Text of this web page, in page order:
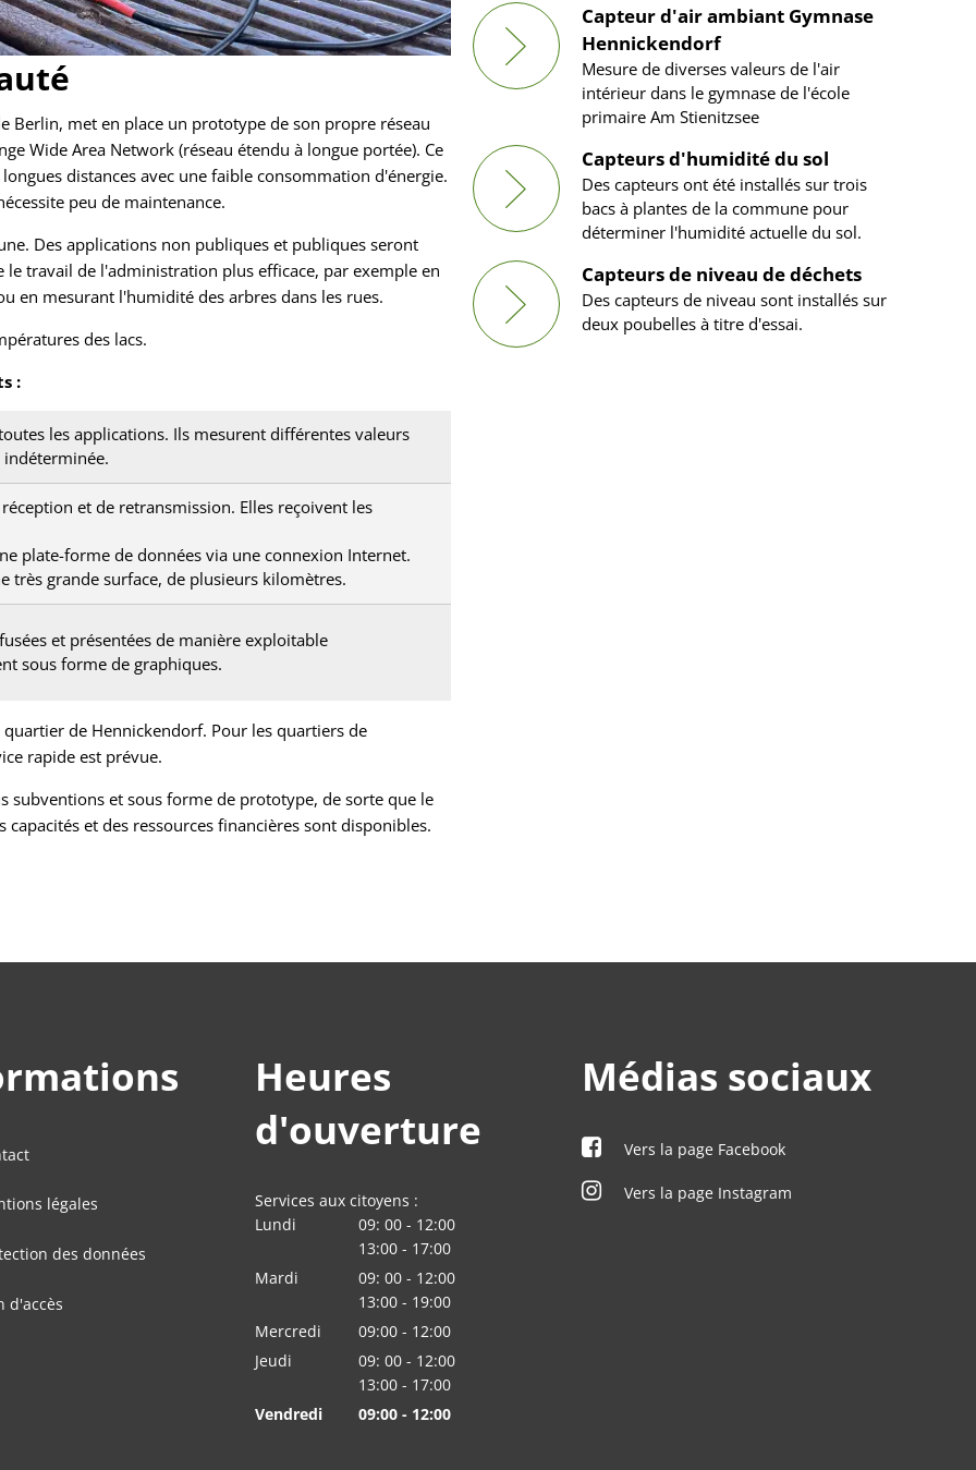
Berlin, met en place un prototype de son propre réseau
Wide Area Network (réseau étendu à longue portée). Ce
distances avec une faible consommation d'énergie.
peu de maintenance.
Des applications non publiques et publiques seront
travail de l'administration plus efficace, par exemple en
en mesurant l'humidité des arbres dans les rues.
des lacs.
:
les applications. Ils mesurent différentes valeurs
et de retransmission. Elles reçoivent les
plate-forme de données via une connexion Internet.
très grande surface, de plusieurs kilomètres.
et présentées de manière exploitable
sous forme de graphiques.
de Hennickendorf. Pour les quartiers de
rapide est prévue.
subventions et sous forme de prototype, de sorte que le
et des ressources financières sont disponibles.
Capteur d'air ambiant Gymnase
Hennickendorf
Mesure de diverses valeurs de l'air
intérieur dans le gymnase de l'école
primaire Am Stienitzsee
Capteurs d'humidité du sol
Des capteurs ont été installés sur trois
bacs à plantes de la commune pour
déterminer l'humidité actuelle du sol.
Capteurs de niveau de déchets
Des capteurs de niveau sont installés sur
deux poubelles à titre d'essai.
légales
des données
d'accès
Heures
d'ouverture
Services aux citoyens :
Lundi
09: 00 - 12:00
De 09:00 à 12:00
13:00 - 17:00
De 13:00 à 17:00
Mardi 09: 00 - 12:00
De 09:00 à 12:00
13:00 - 19:00
De 13:00 à 19:00
Mercredi 09:00 - 12:00
heures De 09:00 à 12:00 heures
Jeudi 09: 00 - 12:00
De 09:00 à 12:00
13:00 - 17:00
De 13:00 à 17:00
Vendredi 09:00 - 12:00
Médias sociaux
Vers la page Facebook
Vers la page Instagram